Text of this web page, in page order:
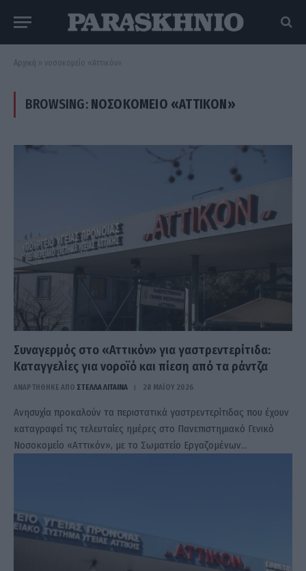
Αρχική » νοσοκομείο «Αττικόν»
BROWSING: ΝΟΣΟΚΟΜΕΊΟ «ΑΤΤΙΚΌΝ»
Συναγερμός στο «Αττικόν» για γαστρεντερίτιδα:
Καταγγελίες για νοροϊό και πίεση από τα ράντζα
ΑΝΑΡΤΗΘΗΚΕ ΑΠΟ ΣΤΈΛΛΑ ΛΊΤΑΙΝΑ 28 ΜΑΪ́ΟΥ 2026
Ανησυχία προκαλούν τα περιστατικά γαστρεντερίτιδας που έχουν
καταγραφεί τις τελευταίες ημέρες στο Πανεπιστημιακό Γενικό
Νοσοκομείο «Αττικόν», με το Σωματείο Εργαζομένων…